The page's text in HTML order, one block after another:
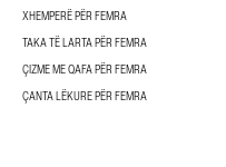
XHEMPERË PËR FEMRA
TAKA TË LARTA PËR FEMRA
ÇIZME ME QAFA PËR FEMRA
ÇANTA LËKURE PËR FEMRA